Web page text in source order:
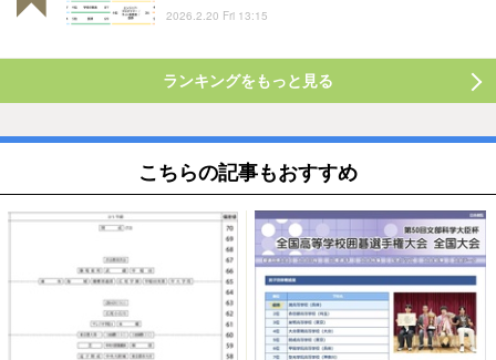
2026.2.20 Fri 13:15
ランキングをもっと見る
こちらの記事もおすすめ